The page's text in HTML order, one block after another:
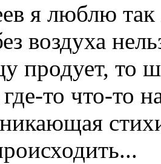
я люблю
воздуха
продует, то
то что-то